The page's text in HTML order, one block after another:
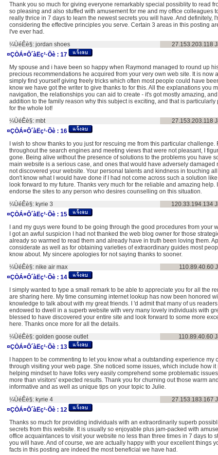
Thank you so much for giving everyone remarkably special possiblity to read
so pleasing and also stuffed with amusement for me and my office colleagues
really thrice in 7 days to learn the newest secrets you will have. And definitely,
considering the effective principles you serve. Certain 3 areas in this posting
I've ever had.
¼ÙéÊè§: jordan shoes 27.153.203.118
¤ÇÒÁ¤Ô´àËç¹·Õè : 17
My spouse and i have been so happy when Raymond managed to round up
precious recommendations he acquired from your very own web site. It is now
simply find yourself giving freely tricks which often most people could have
know we have got the writer to give thanks to for this. All the explanations you
navigation, the relationships you can aid to create - it's got mostly amazing,
addition to the family reason why this subject is exciting, and that is particularly
for the whole lot!
¼ÙéÊè§: mbt 27.153.203.118
¤ÇÒÁ¤Ô´àËç¹·Õè : 16
I wish to show thanks to you just for rescuing me from this particular challenge.
throughout the search engines and meeting views that were not pleasant, I
gone. Being alive without the presence of solutions to the problems you have
main website is a serious case, and ones that would have adversely damaged
not discovered your website. Your personal talents and kindness in touching
don't know what I would have done if I had not come across such a solution
look forward to my future. Thanks very much for the reliable and amazing help.
endorse the sites to any person who desires counselling on this situation.
¼ÙéÊè§: kyrie 3 120.33.194.134
¤ÇÒÁ¤Ô´àËç¹·Õè : 15
I and my guys were found to be going through the good procedures from your
I got an awful suspicion I had not thanked the web blog owner for those
already so warmed to read them and already have in truth been loving them.
considerate as well as for obtaining varieties of extraordinary guides most
know about. My sincere apologies for not saying thanks to sooner.
¼ÙéÊè§: nike air max 110.89.40.60
¤ÇÒÁ¤Ô´àËç¹·Õè : 14
I simply wanted to type a small remark to be able to appreciate you for all the
are sharing here. My time consuming internet lookup has now been honored
knowledge to talk about with my great friends. I 'd admit that many of us
endowed to dwell in a superb website with very many lovely individuals with
blessed to have discovered your entire site and look forward to some more
here. Thanks once more for all the details.
¼ÙéÊè§: golden goose outlet 110.89.40.60
¤ÇÒÁ¤Ô´àËç¹·Õè : 13
I happen to be commenting to let you know what a outstanding experience my
through visiting your web page. She noticed some issues, which include how
helping mindset to have folks very easily comprehend some problematic
more than visitors' expected results. Thank you for churning out those warm
informative and as well as unique tips on your topic to Julie.
¼ÙéÊè§: kyrie 4 27.153.183.167
¤ÇÒÁ¤Ô´àËç¹·Õè : 12
Thanks so much for providing individuals with an extraordinarily superb
secrets from this website. It is usually so enjoyable plus jam-packed with
office acquaintances to visit your website no less than three times in 7 days to
you will have. And of course, we are actually happy with your excellent things
facts in this posting are indeed the most beneficial we have had.